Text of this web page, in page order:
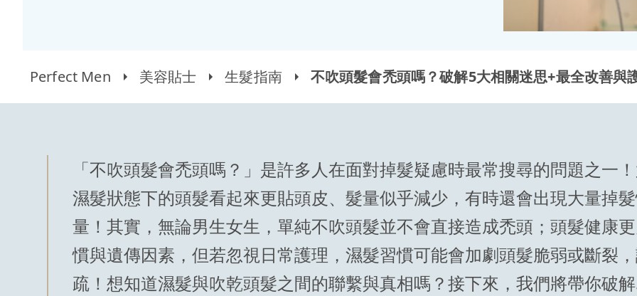
Perfect Men 美容貼士 生髮指南 不吹頭髮會禿頭嗎？破解5大相關迷思+最全改善與
「不吹頭髮會禿頭嗎？」是許多人在面對掉髮疑慮時最常搜尋的問題之一
濕髮狀態下的頭髮看起來更貼頭皮、髮量似乎減少，有時還會出現大量掉
量！其實，無論男生女生，單純不吹頭髮並不會直接造成禿頭；頭髮健康
慣與遺傳因素，但若忽視日常護理，濕髮習慣可能會加劇頭髮脆弱或斷裂
疏！想知道濕髮與吹乾頭髮之間的聯繫與真相嗎？接下來，我們將帶你破